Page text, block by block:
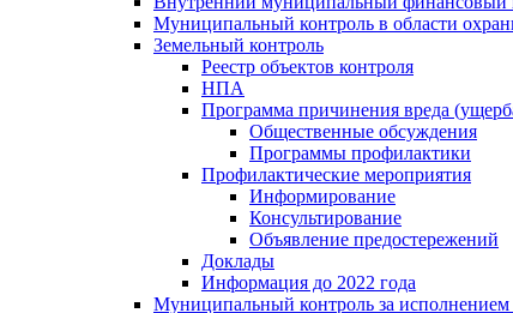
Муниципальный контроль в области
Земельный контроль
Реестр объектов контроля
НПА
Программа причинения вреда
Общественные обсуждения
Программы профилактики
Профилактические мероприятия
Информирование
Консультирование
Объявление предостережений
Доклады
Информация до 2022 года
Муниципальный контроль за